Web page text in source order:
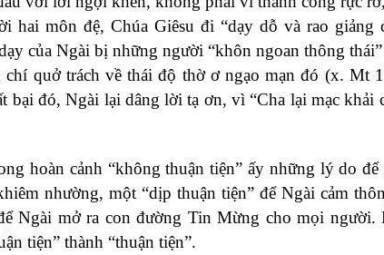
hai môn đệ, Chúa Giêsu đi “dạy dỗ và rao giảng
của Ngài bị những người “khôn ngoan thông
chí quở trách về thái độ thờ ơ ngạo mạn đó (x. Mt
bại đó, Ngài lại dâng lời tạ ơn, vì “Cha lại mạc khải
hoàn cảnh “không thuận tiện” ấy những lý do
nhường, một “dịp thuận tiện” để Ngài cảm
Ngài mở ra con đường Tin Mừng cho mọi người.
tiện” thành “thuận tiện”.